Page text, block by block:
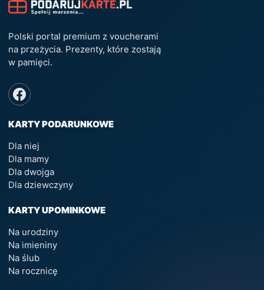
Polski portal premium z voucherami
na przeżycia. Prezenty, które zostają
w pamięci.
KARTY PODARUNKOWE
Dla niej
Dla mamy
Dla dwojga
Dla dziewczyny
KARTY UPOMINKOWE
Na urodziny
Na imieniny
Na ślub
Na rocznicę